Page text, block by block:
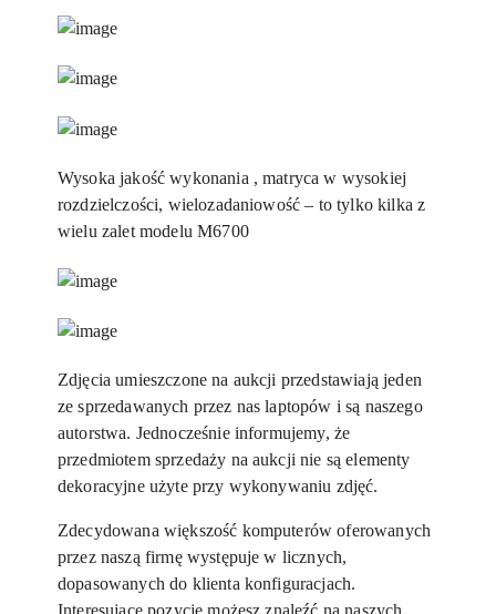
Wysoka jakość wykonania , matryca w wysokiej
rozdzielczości, wielozadaniowość – to tylko kilka z
wielu zalet modelu M6700
Zdjęcia umieszczone na aukcji przedstawiają jeden
ze sprzedawanych przez nas laptopów i są naszego
autorstwa. Jednocześnie informujemy, że
przedmiotem sprzedaży na aukcji nie są elementy
dekoracyjne użyte przy wykonywaniu zdjęć.
Zdecydowana większość komputerów oferowanych
przez naszą firmę występuje w licznych,
dopasowanych do klienta konfiguracjach.